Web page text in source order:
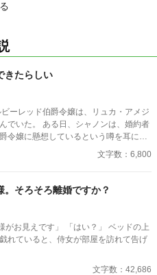
きたらしい
ビーレッド伯爵令嬢は、リュカ・アメジ
でいた。 ある日、シャノンは、婚約者
令嬢に懸想しているという噂を耳にす
するため、リュカとの婚約を円満に解
文字数：6,800
。そろそろ離婚ですか？
れていると、侍女が部屋を訪れて告げ
文字数：42,686